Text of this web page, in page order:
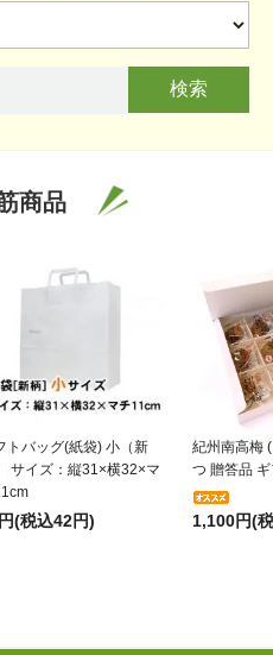
検索
商品
トバッグ(紙袋) 小（新
サイズ：縦31×横32×マ
(税込42円)
紀州南高梅
つ 贈答品
1,100円(